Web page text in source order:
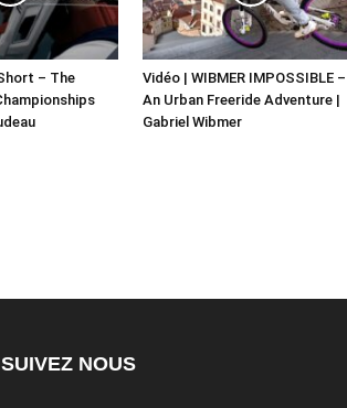
– The
Vidéo | WIBMER IMPOSSIBLE –
An Urban Freeride Adventure |
Gabriel Wibmer
SUIVEZ NOUS